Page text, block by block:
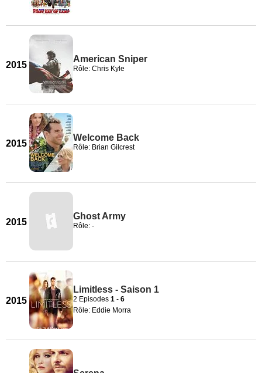
2015
American Sniper
Rôle: Chris Kyle
2015
Welcome Back
Rôle: Brian Gilcrest
2015
Ghost Army
Rôle: -
2015
Limitless - Saison 1
2 Episodes 1 - 6
Rôle: Eddie Morra